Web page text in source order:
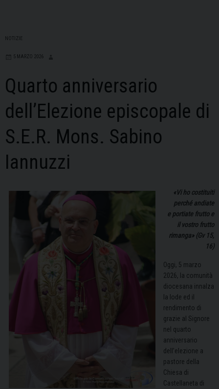
NOTIZIE
5 MARZO 2026
Quarto anniversario
dell’Elezione episcopale di
S.E.R. Mons. Sabino
Iannuzzi
«Vi ho costituiti
perché andiate
e portiate frutto e
il vostro frutto
rimanga» (Gv 15,
16)
Oggi, 5 marzo
2026, la comunità
diocesana innalza
la lode ed il
rendimento di
grazie al Signore
nel quarto
anniversario
dell’elezione a
pastore della
Chiesa di
Castellaneta di